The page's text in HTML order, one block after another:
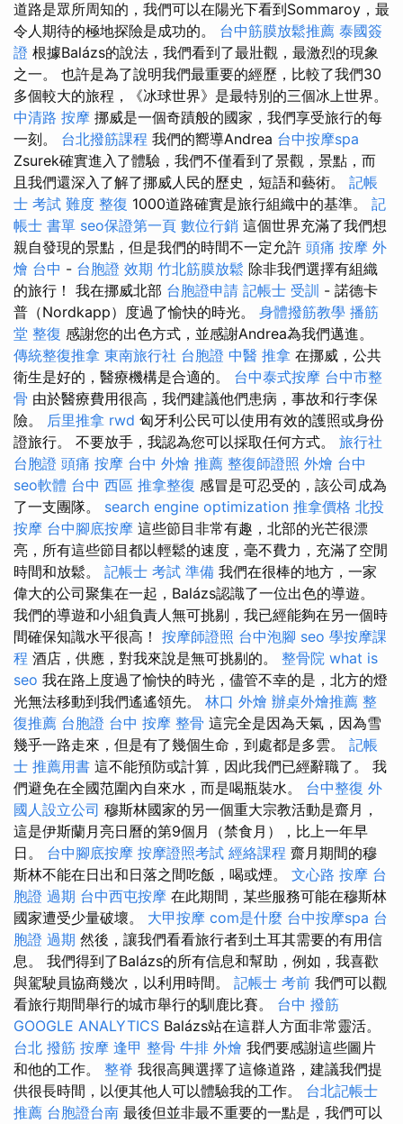
道路是眾所周知的，我們可以在陽光下看到Sommaroy，最
令人期待的極地探險是成功的。 台中筋膜放鬆推薦 泰國簽
證 根據Balázs的說法，我們看到了最壯觀，最激烈的現象
之一。 也許是為了說明我們最重要的經歷，比較了我們30
多個較大的旅程，《冰球世界》是最特別的三個冰上世界。
中清路 按摩 挪威是一個奇蹟般的國家，我們享受旅行的每
一刻。 台北撥筋課程 我們的嚮導Andrea 台中按摩spa
Zsurek確實進入了體驗，我們不僅看到了景觀，景點，而
且我們還深入了解了挪威人民的歷史，短語和藝術。 記帳
士 考試 難度 整復 1000道路確實是旅行組織中的基準。 記
帳士 書單 seo保證第一頁 數位行銷 這個世界充滿了我們想
親自發現的景點，但是我們的時間不一定允許 頭痛 按摩 外
燴 台中 - 台胞證 效期 竹北筋膜放鬆 除非我們選擇有組織
的旅行！ 我在挪威北部 台胞證申請 記帳士 受訓 - 諾德卡
普（Nordkapp）度過了愉快的時光。 身體撥筋教學 播筋
堂 整復 感謝您的出色方式，並感謝Andrea為我們邁進。
傳統整復推拿 東南旅行社 台胞證 中醫 推拿 在挪威，公共
衛生是好的，醫療機構是合適的。 台中泰式按摩 台中市整
骨 由於醫療費用很高，我們建議他們患病，事故和行李保
險。 后里推拿 rwd 匈牙利公民可以使用有效的護照或身份
證旅行。 不要放手，我認為您可以採取任何方式。 旅行社
台胞證 頭痛 按摩 台中 外燴 推薦 整復師證照 外燴 台中
seo軟體 台中 西區 推拿整復 感冒是可忍受的，該公司成為
了一支團隊。 search engine optimization 推拿價格 北投
按摩 台中腳底按摩 這些節目非常有趣，北部的光芒很漂
亮，所有這些節目都以輕鬆的速度，毫不費力，充滿了空閒
時間和放鬆。 記帳士 考試 準備 我們在很棒的地方，一家
偉大的公司聚集在一起，Balázs認識了一位出色的導遊。
我們的導遊和小組負責人無可挑剔，我已經能夠在另一個時
間確保知識水平很高！ 按摩師證照 台中泡腳 seo 學按摩課
程 酒店，供應，對我來說是無可挑剔的。 整骨院 what is
seo 我在路上度過了愉快的時光，儘管不幸的是，北方的燈
光無法移動到我們遙遙領先。 林口 外燴 辦桌外燴推薦 整
復推薦 台胞證 台中 按摩 整骨 這完全是因為天氣，因為雪
幾乎一路走來，但是有了幾個生命，到處都是多雲。 記帳
士 推薦用書 這不能預防或計算，因此我們已經辭職了。 我
們避免在全國范圍內自來水，而是喝瓶裝水。 台中整復 外
國人設立公司 穆斯林國家的另一個重大宗教活動是齋月，
這是伊斯蘭月亮日曆的第9個月（禁食月），比上一年早
日。 台中腳底按摩 按摩證照考試 經絡課程 齋月期間的穆
斯林不能在日出和日落之間吃飯，喝或煙。 文心路 按摩 台
胞證 過期 台中西屯按摩 在此期間，某些服務可能在穆斯林
國家遭受少量破壞。 大甲按摩 com是什麼 台中按摩spa 台
胞證 過期 然後，讓我們看看旅行者到土耳其需要的有用信
息。 我們得到了Balázs的所有信息和幫助，例如，我喜歡
與駕駛員協商幾次，以利用時間。 記帳士 考前 我們可以觀
看旅行期間舉行的城市舉行的馴鹿比賽。 台中 撥筋
GOOGLE ANALYTICS Balázs站在這群人方面非常靈活。
台北 撥筋 按摩 逢甲 整骨 牛排 外燴 我們要感謝這些圖片
和他的工作。 整脊 我很高興選擇了這條道路，建議我們提
供很長時間，以便其他人可以體驗我的工作。 台北記帳士
推薦 台胞證台南 最後但並非最不重要的一點是，我們可以